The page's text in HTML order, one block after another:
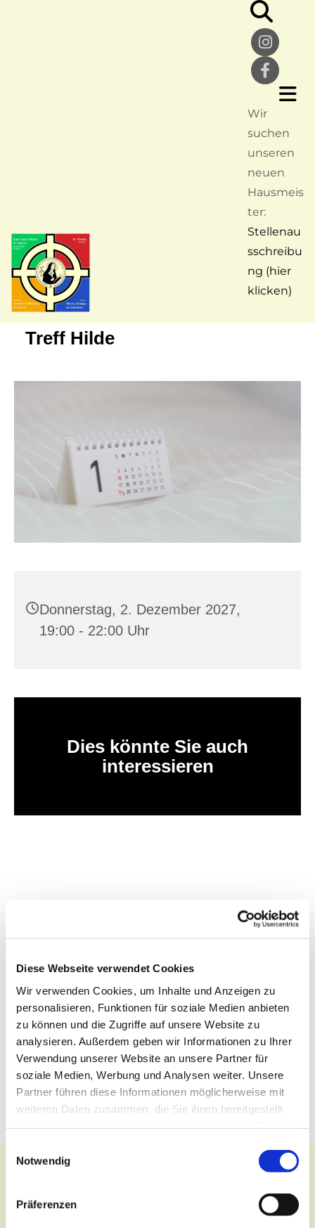
Diese Webseite verwendet Cookies
Wir verwenden Cookies, um Inhalte und Anzeigen zu
personalisieren, Funktionen für soziale Medien anbieten
zu können und die Zugriffe auf unsere Website zu
analysieren. Außerdem geben wir Informationen zu Ihrer
Verwendung unserer Website an unsere Partner für
soziale Medien, Werbung und Analysen weiter. Unsere
Partner führen diese Informationen möglicherweise mit
weiteren Daten zusammen, die Sie ihnen bereitgestellt
Notwendig
Präferenzen
Wir
suchen
unseren
neuen
Hausmeis
ter:
Stellenau
sschreibu
ng (hier
klicken)
Treff Hilde
Donnerstag, 2. Dezember 2027,
19:00 - 22:00 Uhr
Dies könnte Sie auch
interessieren